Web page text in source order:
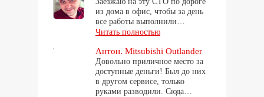
из дома в офис, чтобы за день
все работы выполнили…
Читать полностью
Антон. Mitsubishi Outlander
Довольно приличное место за
доступные деньги! Был до них
в другом сервисе, только
руками разводили. Сюда…